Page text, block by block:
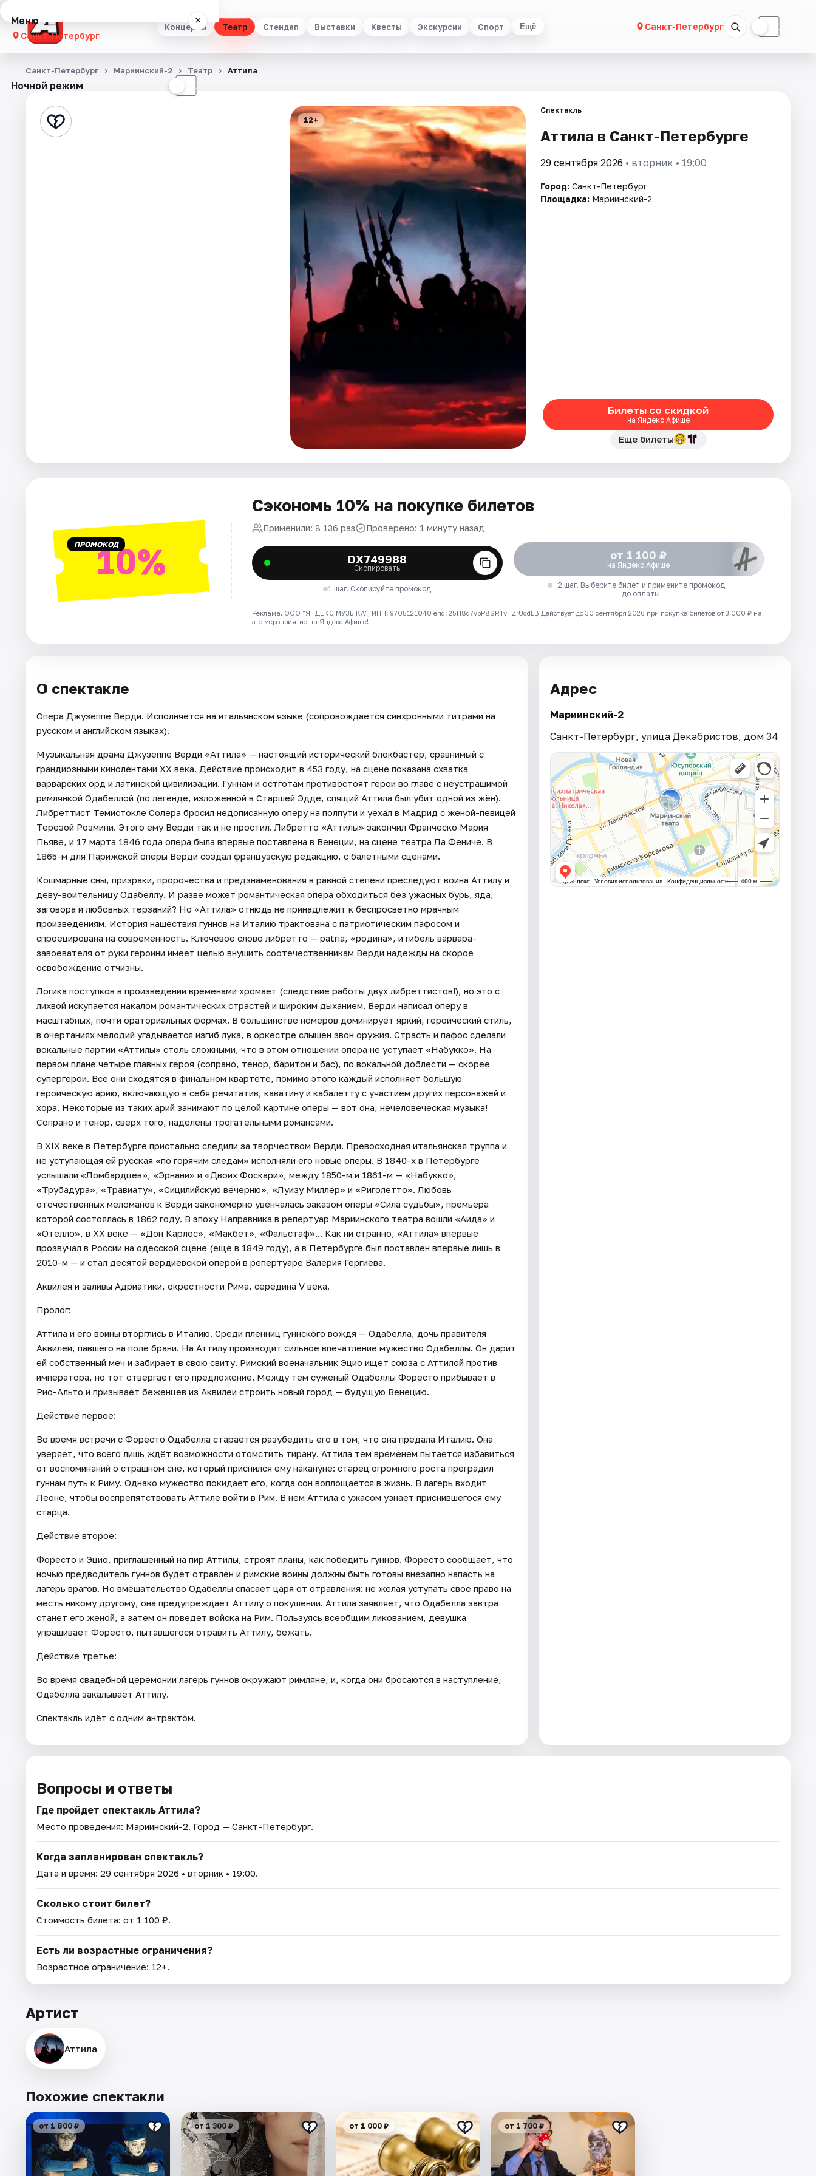
Концерты Театр Стендап Выставки Квесты Экскурсии Спорт Ещё Санкт-Петербург ☾
Меню ×
Санкт-Петербург
Концерты
Стендап
Ночной режим ☾
Санкт-Петербург Мариинский-2 Театр Аттила
12+
Спектакль
Аттила в Санкт-Петербурге
29 сентября 2026 • вторник • 19:00
Город: Санкт-Петербург
Площадка: Мариинский-2
Билеты со скидкой
на Яндекс Афише
Еще билеты
ПРОМОКОД10%
Сэкономь 10% на покупке билетов
Применили: 8 136 раз Проверено: 1 минуту назад
DX749988
Скопировать
1 шаг. Скопируйте промокод
от 1 100 ₽
на Яндекс Афише
2 шаг. Выберите билет и примените промокод
до оплаты
Реклама. ООО "ЯНДЕКС МУЗЫКА", ИНН: 9705121040 erid: 25H8d7vbP8SRTvHZrUcdLB Действует до 30 сентября 2026 при покупке билетов от 3 000 ₽ на
это мероприятие на Яндекс Афише!
О спектакле
Опера Джузеппе Верди. Исполняется на итальянском языке (сопровождается синхронными титрами на
русском и английском языках).
Музыкальная драма Джузеппе Верди «Аттила» — настоящий исторический блокбастер, сравнимый с
грандиозными кинолентами ХХ века. Действие происходит в 453 году, на сцене показана схватка
варварских орд и латинской цивилизации. Гуннам и остготам противостоят герои во главе с неустрашимой
римлянкой Одабеллой (по легенде, изложенной в Старшей Эдде, спящий Аттила был убит одной из жён).
Либреттист Темистокле Солера бросил недописанную оперу на полпути и уехал в Мадрид с женой-певицей
Терезой Розмини. Этого ему Верди так и не простил. Либретто «Аттилы» закончил Франческо Мария
Пьяве, и 17 марта 1846 года опера была впервые поставлена в Венеции, на сцене театра Ла Фениче. В
1865-м для Парижской оперы Верди создал французскую редакцию, с балетными сценами.
Кошмарные сны, призраки, пророчества и предзнаменования в равной степени преследуют воина Аттилу и
деву-воительницу Одабеллу. И разве может романтическая опера обходиться без ужасных бурь, яда,
заговора и любовных терзаний? Но «Аттила» отнюдь не принадлежит к беспросветно мрачным
произведениям. История нашествия гуннов на Италию трактована с патриотическим пафосом и
спроецирована на современность. Ключевое слово либретто — patria, «родина», и гибель варвара-
завоевателя от руки героини имеет целью внушить соотечественникам Верди надежды на скорое
освобождение отчизны.
Логика поступков в произведении временами хромает (следствие работы двух либреттистов!), но это с
лихвой искупается накалом романтических страстей и широким дыханием. Верди написал оперу в
масштабных, почти ораториальных формах. В большинстве номеров доминирует яркий, героический стиль,
в очертаниях мелодий угадывается изгиб лука, в оркестре слышен звон оружия. Страсть и пафос сделали
вокальные партии «Аттилы» столь сложными, что в этом отношении опера не уступает «Набукко». На
первом плане четыре главных героя (сопрано, тенор, баритон и бас), по вокальной доблести — скорее
супергерои. Все они сходятся в финальном квартете, помимо этого каждый исполняет большую
героическую арию, включающую в себя речитатив, каватину и кабалетту с участием других персонажей и
хора. Некоторые из таких арий занимают по целой картине оперы — вот она, нечеловеческая музыка!
Сопрано и тенор, сверх того, наделены трогательными романсами.
В XIX веке в Петербурге пристально следили за творчеством Верди. Превосходная итальянская труппа и
не уступающая ей русская «по горячим следам» исполняли его новые оперы. В 1840-х в Петербурге
услышали «Ломбардцев», «Эрнани» и «Двоих Фоскари», между 1850-м и 1861-м — «Набукко»,
«Трубадура», «Травиату», «Сицилийскую вечерню», «Луизу Миллер» и «Риголетто». Любовь
отечественных меломанов к Верди закономерно увенчалась заказом оперы «Сила судьбы», премьера
которой состоялась в 1862 году. В эпоху Направника в репертуар Мариинского театра вошли «Аида» и
«Отелло», в ХХ веке — «Дон Карлос», «Макбет», «Фальстаф»... Как ни странно, «Аттила» впервые
прозвучал в России на одесской сцене (еще в 1849 году), а в Петербурге был поставлен впервые лишь в
2010-м — и стал десятой вердиевской оперой в репертуаре Валерия Гергиева.
Аквилея и заливы Адриатики, окрестности Рима, середина V века.
Пролог:
Аттила и его воины вторглись в Италию. Среди пленниц гуннского вождя — Одабелла, дочь правителя
Аквилеи, павшего на поле брани. На Аттилу производит сильное впечатление мужество Одабеллы. Он дарит
ей собственный меч и забирает в свою свиту. Римский военачальник Эцио ищет союза с Аттилой против
императора, но тот отвергает его предложение. Между тем суженый Одабеллы Форесто прибывает в
Рио-Альто и призывает беженцев из Аквилеи строить новый город — будущую Венецию.
Действие первое:
Во время встречи с Форесто Одабелла старается разубедить его в том, что она предала Италию. Она
уверяет, что всего лишь ждёт возможности отомстить тирану. Аттила тем временем пытается избавиться
от воспоминаний о страшном сне, который приснился ему накануне: старец огромного роста преградил
гуннам путь к Риму. Однако мужество покидает его, когда сон воплощается в жизнь. В лагерь входит
Леоне, чтобы воспрепятствовать Аттиле войти в Рим. В нем Аттила с ужасом узнаёт приснившегося ему
старца.
Действие второе:
Форесто и Эцио, приглашенный на пир Аттилы, строят планы, как победить гуннов. Форесто сообщает, что
ночью предводитель гуннов будет отравлен и римские воины должны быть готовы внезапно напасть на
лагерь врагов. Но вмешательство Одабеллы спасает царя от отравления: не желая уступать свое право на
месть никому другому, она предупреждает Аттилу о покушении. Аттила заявляет, что Одабелла завтра
станет его женой, а затем он поведет войска на Рим. Пользуясь всеобщим ликованием, девушка
упрашивает Форесто, пытавшегося отравить Аттилу, бежать.
Действие третье:
Во время свадебной церемонии лагерь гуннов окружают римляне, и, когда они бросаются в наступление,
Одабелла закалывает Аттилу.
Спектакль идёт с одним антрактом.
Адрес
Мариинский-2
Санкт-Петербург, улица Декабристов, дом 34
Вопросы и ответы
Где пройдет спектакль Аттила?
Место проведения: Мариинский-2. Город — Санкт-Петербург.
Когда запланирован спектакль?
Дата и время: 29 сентября 2026 • вторник • 19:00.
Сколько стоит билет?
Стоимость билета: от 1 100 ₽.
Есть ли возрастные ограничения?
Возрастное ограничение: 12+.
Артист
Аттила
Похожие спектакли
от 1 800 ₽ от 1 300 ₽ от 1 000 ₽ от 1 700 ₽